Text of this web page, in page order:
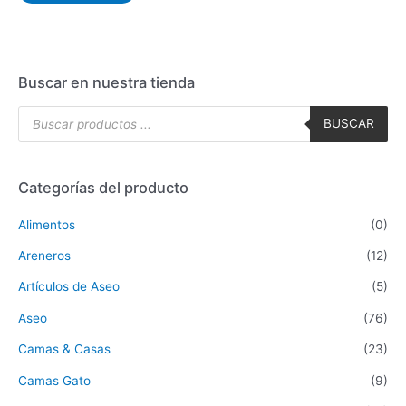
Buscar en nuestra tienda
BUSCAR
Categorías del producto
Alimentos (0)
Areneros (12)
Artículos de Aseo (5)
Aseo (76)
Camas & Casas (23)
Camas Gato (9)